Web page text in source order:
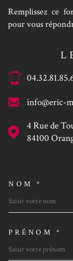
Remplissez ce
pour vous
info@eric-
4 Rue de
84100
NOM *
PRÉNOM *